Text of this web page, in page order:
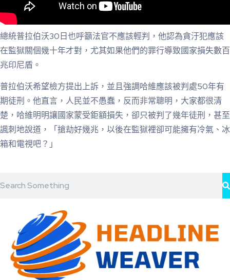
總統普拉伯沃30日也呼籲法官不應該輕判，他認為貪汙犯應該
在監獄關個幾十年才對，尤其如果他們的罪行導致國家損失數百
兆印尼盾。
普拉伯沃希望檢方提出上訴，並且強調哈維應該被判處50年有
期徒刑。他直言，人民並不愚蠢，反而非常聰明，大家都很清
楚，哈維明明讓國家蒙受鉅額損失，卻只被判了幾年徒刑，甚至
諷刺地說道，「搶劫好幾兆，以後在監獄裡卻可能擁有冷氣、冰
箱和電視吧？」